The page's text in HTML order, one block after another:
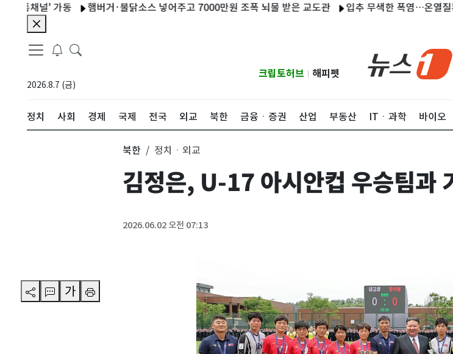
채널' 가동 햄버거·불닭소스 넣어주고 7000만원 조폭 뇌물 받은 교도관 입추 무색한 폭염…온열질환 10
2026.8.7 (금)
크립토허브 해피펫
정치 사회 경제 국제 전국 외교 북한 금융ㆍ증권 산업 부동산 ITㆍ과학 바이오
가
북한 정치ㆍ외교
김정은, U-17 아시안컵 우승팀과
2026.06.02 오전 07:13